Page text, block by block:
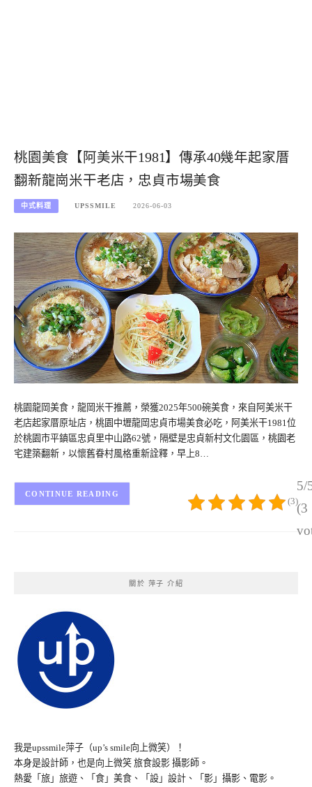
桃園美食【阿美米干1981】傳承40幾年起家厝
翻新龍崗米干老店，忠貞市場美食
中式料理 UPSSMILE 2026-06-03
桃園龍岡美食，龍岡米干推薦，榮獲2025年500碗美食，來自阿美米干
老店起家厝原址店，桃園中壢龍岡忠貞市場美食必吃，阿美米干1981位
於桃園市平鎮區忠貞里中山路62號，隔壁是忠貞新村文化園區，桃園老
宅建築翻新，以懷舊眷村風格重新詮釋，早上8…
5/
(3
(3)
CONTINUE READING
關於 萍子 介紹
我是upssmile萍子（up’s smile向上微笑）！
本身是設計師，也是向上微笑 旅食設影 攝影師。
熱愛「旅」旅遊、「食」美食、「設」設計、「影」攝影、電影。